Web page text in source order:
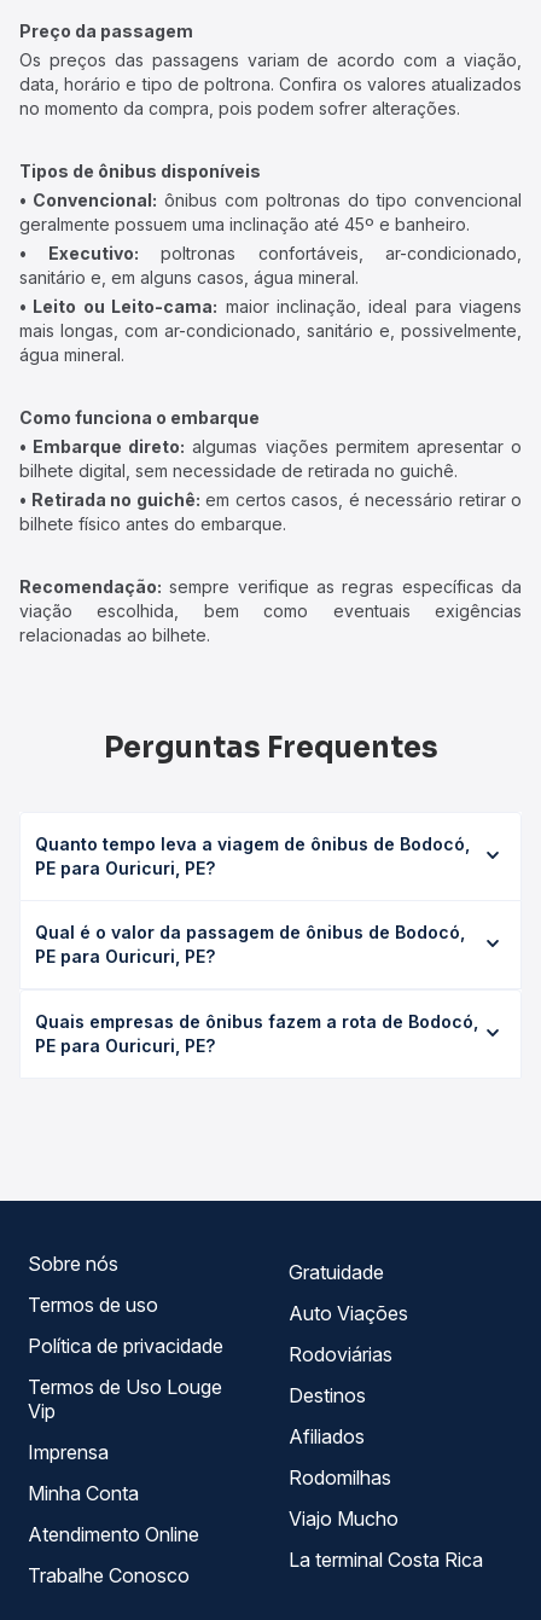
Preço da passagem
Os preços das passagens variam de acordo com a viação,
data, horário e tipo de poltrona. Confira os valores atualizados
no momento da compra, pois podem sofrer alterações.
Tipos de ônibus disponíveis
• Convencional: ônibus com poltronas do tipo convencional
geralmente possuem uma inclinação até 45º e banheiro.
• Executivo: poltronas confortáveis, ar-condicionado,
sanitário e, em alguns casos, água mineral.
• Leito ou Leito-cama: maior inclinação, ideal para viagens
mais longas, com ar-condicionado, sanitário e, possivelmente,
água mineral.
Como funciona o embarque
• Embarque direto: algumas viações permitem apresentar o
bilhete digital, sem necessidade de retirada no guichê.
• Retirada no guichê: em certos casos, é necessário retirar o
bilhete físico antes do embarque.
Recomendação: sempre verifique as regras específicas da
viação escolhida, bem como eventuais exigências
relacionadas ao bilhete.
Perguntas Frequentes
Quanto tempo leva a viagem de ônibus de Bodocó,
PE para Ouricuri, PE?
em média 0 horas, podendo variar conforme a viação, o
tipo de serviço (convencional, executivo ou leito) e as
opção na data desejada.
Qual é o valor da passagem de ônibus de Bodocó,
PE para Ouricuri, PE?
Ouricuri, PE custa em média não identificado e varia
conforme a data da viagem, a empresa, o tipo de poltrona
Quais empresas de ônibus fazem a rota de Bodocó,
PE para Ouricuri, PE?
Sobre nós
Termos de uso
Política de privacidade
Termos de Uso Louge
Vip
Imprensa
Minha Conta
Atendimento Online
Trabalhe Conosco
Gratuidade
Auto Viações
Rodoviárias
Destinos
Afiliados
Rodomilhas
Viajo Mucho
La terminal Costa Rica